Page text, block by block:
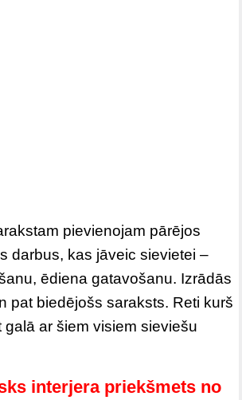
pievienojam pārējos
darbus, kas jāveic sievietei –
ēdiena gatavošanu. Izrādās
pat biedējošs saraksts. Reti kurš
galā ar šiem visiem sieviešu
interjera priekšmets no